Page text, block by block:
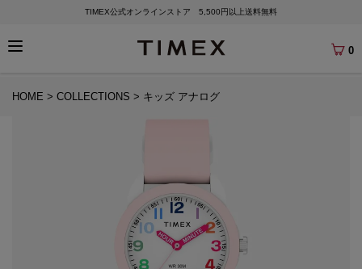
TIMEX公式オンラインストア 5,500円以上送料無料
0
HOME COLLECTIONS キッズ アナログ